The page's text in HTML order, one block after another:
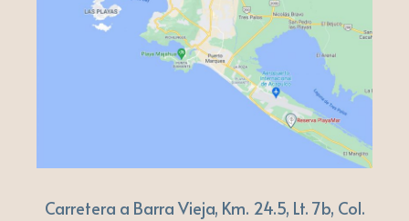
Carretera a Barra Vieja, Km. 24.5, Lt. 7b, Col.